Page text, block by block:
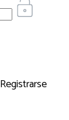
Registrarse